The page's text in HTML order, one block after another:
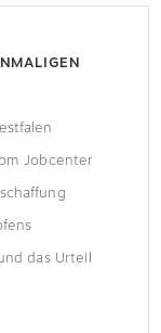
Jobcenter
das Urteil